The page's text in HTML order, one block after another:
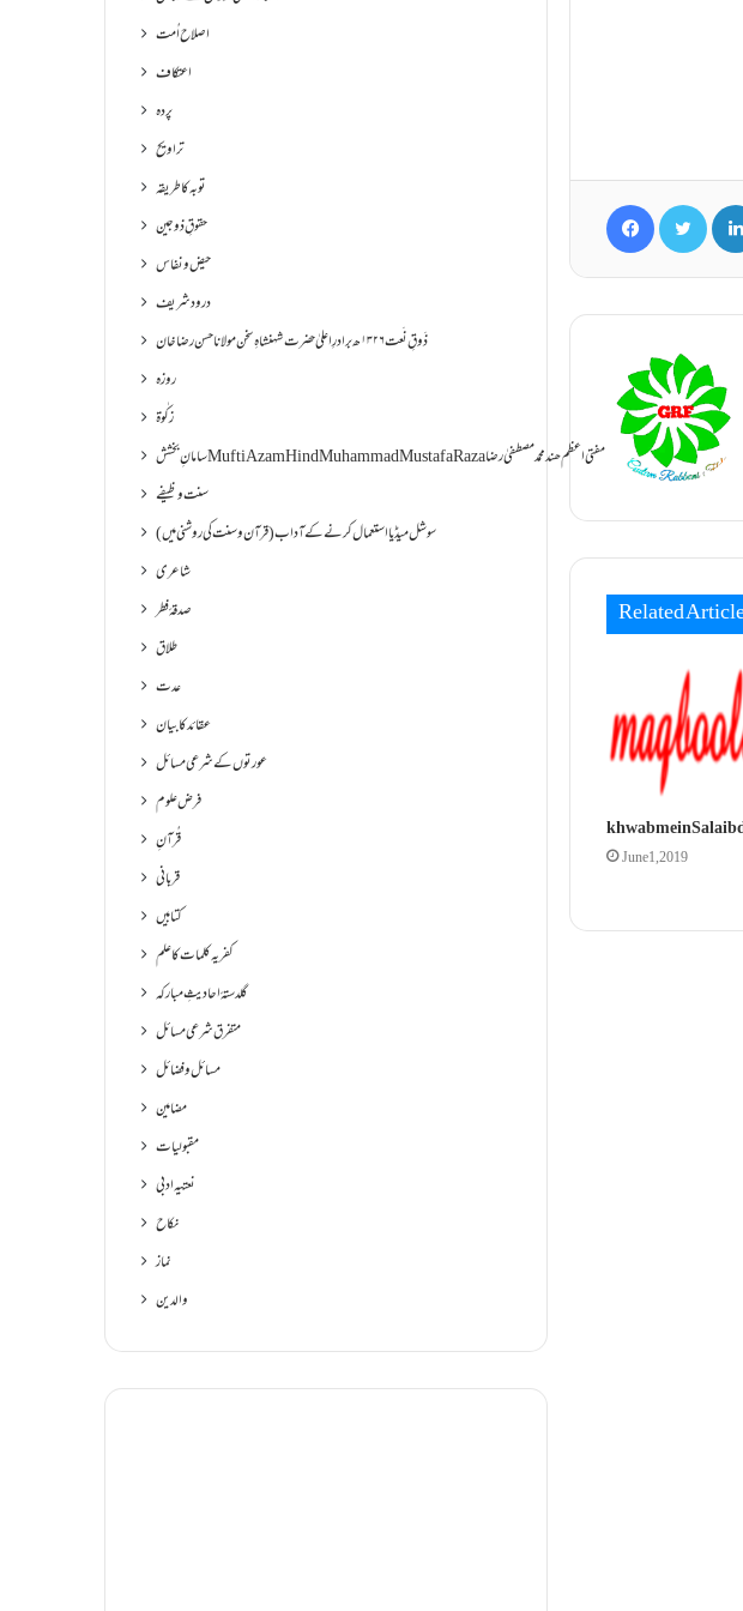
Related
khwab mein Salaib
June 1, 2019
اصلاح اُمت
اعتکاف
پردہ
تراویح
توبہ کا طریقہ
حقوقِ ذوجین
حیض و نفاس
درود شریف
ذَوقِ نَعت ۱۳۲۶ھ برادرِ اعلیٰ حضرت شہنشاہِ سخن مولانا حسن رضا خان
روزہ
زکٰوۃ
سامانِ بخشش Mufti Azam Hind Muhammad Mustafa Raza مفتی اعظم ھند محمد مصطفیٰ رضا
سنت وظیفے
سوشل میڈیا استعمال کرنے کے آداب (قرآن و سنت کی روشنی میں)
شاعری
صدقۂ فطر
طلاق
عدت
عقائد کا بیان
عورتوں کے شرعی مسائل
فرض علوم
قُرآنِ
قربانی
کتابیں
کفریہ کلمات کا علم
گلدستۂ احادیثِ مبارکہ
متفرق شرعی مسائل
مسائل و فضائل
مضامین
مقبولیات
نعتیہ ادبی
نکاح
نماز
والدین